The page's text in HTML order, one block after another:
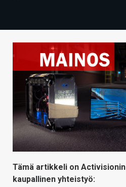
VAIHDA TEEMA
HAKU
Tämä artikkeli on
kaupallinen yhteistyö: